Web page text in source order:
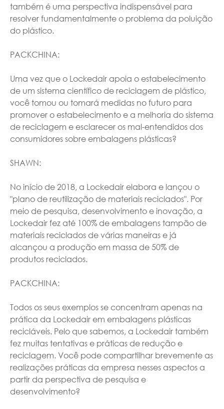
também é uma perspectiva indispensável para
resolver fundamentalmente o problema da poluição
do plástico.
PACKCHINA:
Uma vez que o Lockedair apoia o estabelecimento
de um sistema científico de reciclagem de plástico,
você tomou ou tomará medidas no futuro para
promover o estabelecimento e a melhoria do sistema
de reciclagem e esclarecer os mal-entendidos dos
consumidores sobre embalagens plásticas?
SHAWN:
No início de 2018, a Lockedair elabora e lançou o
"plano de reutilização de materiais reciclados". Por
meio de pesquisa, desenvolvimento e inovação, a
Lockedair fez até 100% de embalagens tampão de
materiais reciclados de várias maneiras e já
alcançou a produção em massa de 50% de
produtos reciclados.
PACKCHINA:
Todos os seus exemplos se concentram apenas na
prática da Lockedair em embalagens plásticas
recicláveis. Pelo que sabemos, a Lockedair também
fez muitas tentativas e práticas de redução e
reciclagem. Você pode compartilhar brevemente as
realizações práticas da empresa nesses aspectos a
partir da perspectiva de pesquisa e
desenvolvimento?